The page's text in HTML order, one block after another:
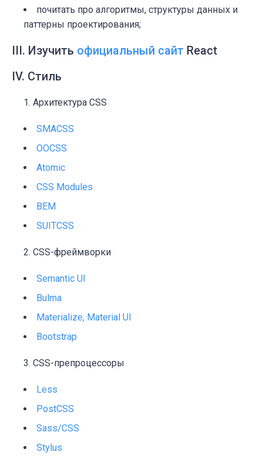
почитать про алгоритмы, структуры данных и
паттерны проектирования;
III. Изучить официальный сайт React
IV. Стиль
Архитектура CSS
SMACSS
OOCSS
Atomic
CSS Modules
BEM
SUITCSS
CSS-фреймворки
Semantic UI
Bulma
Materialize, Material UI
Bootstrap
CSS-препроцессоры
Less
PostCSS
Sass/CSS
Stylus